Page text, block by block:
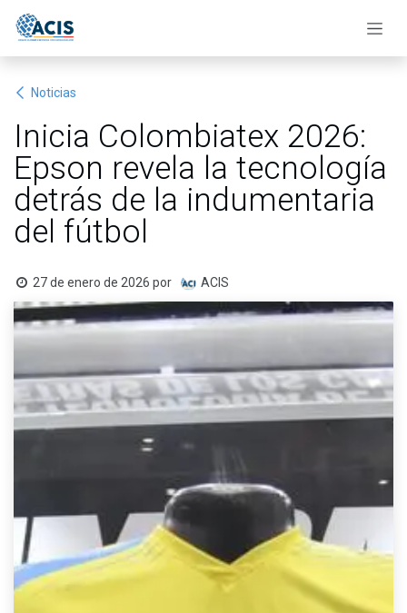
Noticias
Inicia Colombiatex 2026:
Epson revela la tecnología
detrás de la indumentaria
del fútbol
27 de enero de 2026 por ACIS